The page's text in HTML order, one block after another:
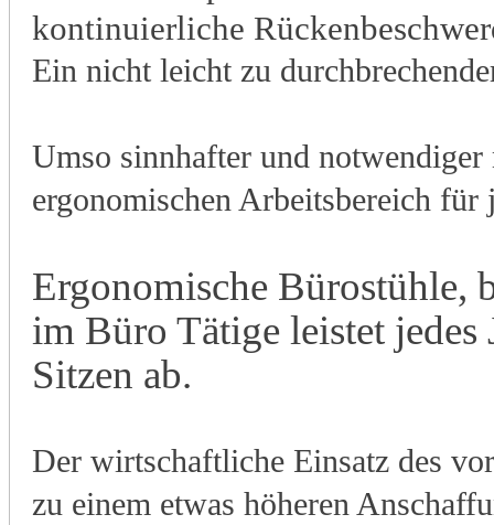
kontinuierliche
Ein nicht leicht zu
Umso sinnhafter und
ergonomischen Arbeitsbereich
Ergonomische Bürostühle,
im Büro Tätige leistet jedes
Sitzen ab.
Der wirtschaftliche Einsatz des
zu einem etwas höheren